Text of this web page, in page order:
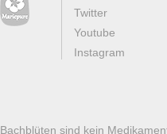
Twitter
Youtube
Instagram
Bachblüten sind kein